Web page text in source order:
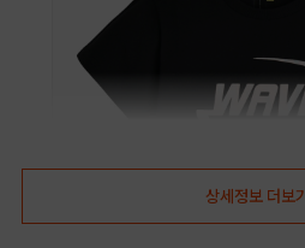
상세정보 더보기